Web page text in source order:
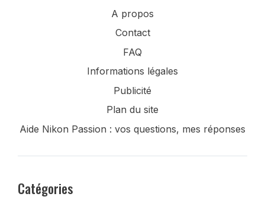
A propos
Contact
FAQ
Informations légales
Publicité
Plan du site
Aide Nikon Passion : vos questions, mes réponses
Catégories